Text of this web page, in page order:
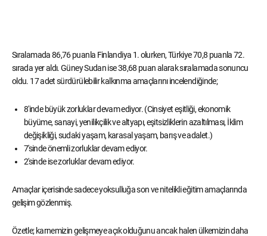
Sıralamada 86,76 puanla Finlandiya 1. olurken, Türkiye 70,8 puanla 72.
sırada yer aldı. Güney Sudan ise 38,68 puan alarak sıralamada sonuncu
oldu. 17 adet sürdürülebilir kalkınma amaçlarını incelendiğinde;
8'inde büyük zorluklar devam ediyor. (Cinsiyet eşitliği, ekonomik
büyüme, sanayi, yenilikçilik ve altyapı, eşitsizliklerin azaltılması, İklim
değişikliği, sudaki yaşam, karasal yaşam, barış ve adalet.)
7'sinde önemli zorluklar devam ediyor.
2'sinde ise zorluklar devam ediyor.
Amaçlar içerisinde sadece yoksulluğa son ve nitelikli eğitim amaçlarında
gelişim gözlenmiş.
Özetle; karnemizin gelişmeye açık olduğunu ancak halen ülkemizin daha